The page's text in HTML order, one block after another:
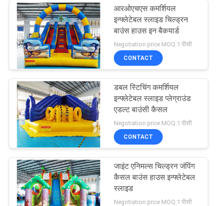
आउटडोर Inflatable
जल स्लाइड
Inflatable बाउंस सदनों
102
91
आरओएचएस कमर्शियल
इन्फ्लेटेबल स्लाइड चिल्ड्रन
बाउंस हाउस इन बैकयार्ड
Negotiation price MOQ:1 पीसी
CONTACT
डबल स्टिचिंग कमर्शियल
इन्फ्लेटेबल स्लाइड प्लेग्राउंड
एडल्ट बाउंसी कैसल
Negotiation price MOQ:1 पीसी
CONTACT
जाइंट एनिमल्स चिल्ड्रन जंपिंग
कैसल बाउंस हाउस इन्फ्लेटेबल
स्लाइड
Negotiation price MOQ:1 पीसी